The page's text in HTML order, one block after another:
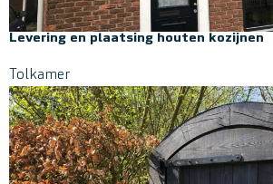
Levering en plaatsing houten kozijnen
Tolkamer